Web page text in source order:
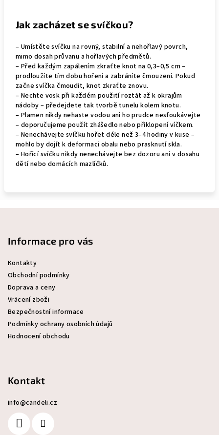
Jak zacházet se svíčkou?
– Umístěte svíčku na rovný, stabilní a nehořlavý povrch,
mimo dosah průvanu a hořlavých předmětů.
– Před každým zapálením zkraťte knot na 0,3–0,5 cm –
prodloužíte tím dobu hoření a zabráníte čmouzení. Pokud
začne svíčka čmoudit, knot zkraťte znovu.
– Nechte vosk při každém použití roztát až k okrajům
nádoby – předejdete tak tvorbě tunelu kolem knotu.
– Plamen nikdy nehaste vodou ani ho prudce nesfoukávejte
– doporučujeme použít zhášedlo nebo přiklopení víčkem.
– Nenechávejte svíčku hořet déle než 3–4 hodiny v kuse –
mohlo by dojít k deformaci obalu nebo prasknutí skla.
– Hořící svíčku nikdy nenechávejte bez dozoru ani v dosahu
dětí nebo domácích mazlíčků.
Informace pro vás
Kontakty
Obchodní podmínky
Doprava a ceny
Vrácení zboži
Bezpečnostní informace
Podmínky ochrany osobních údajů
Hodnocení obchodu
Kontakt
info@candeli.cz